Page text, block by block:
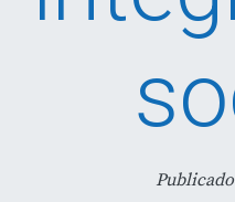
Publicado